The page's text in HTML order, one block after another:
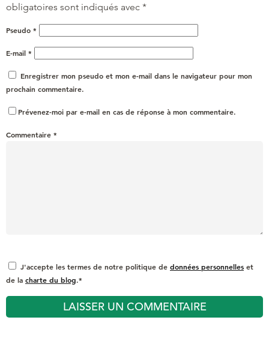
obligatoires sont indiqués avec *
Pseudo *
E-mail *
Enregistrer mon pseudo et mon e-mail dans le navigateur pour mon
prochain commentaire.
Prévenez-moi par e-mail en cas de réponse à mon commentaire.
Commentaire *
J'accepte les termes de notre politique de données personnelles et
de la charte du blog.*